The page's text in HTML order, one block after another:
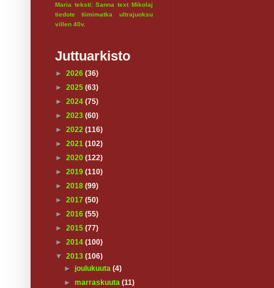
Maria teksti: Sanna text Mikolaj
tiedote
tiimimatka
ultrajuoksu
villen 40v.
Juttuarkisto
► 2026 (36)
► 2025 (63)
► 2024 (75)
► 2023 (60)
► 2022 (116)
► 2021 (102)
► 2020 (122)
► 2019 (110)
► 2018 (99)
► 2017 (50)
► 2016 (55)
► 2015 (77)
► 2014 (100)
▼ 2013 (106)
►joulukuuta(4)
►marraskuuta(11)